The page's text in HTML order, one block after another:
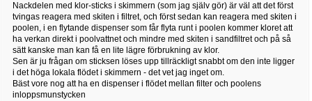
Nackdelen med klor-sticks i skimmern (som jag själv gör) är väl att det först
tvingas reagera med skiten i filtret, och först sedan kan reagera med skiten i
poolen, i en flytande dispenser som får flyta runt i poolen kommer kloret att
ha verkan direkt i poolvattnet och mindre med skiten i sandfiltret och på så
sätt kanske man kan få en lite lägre förbrukning av klor.
Sen är ju frågan om sticksen löses upp tillräckligt snabbt om den inte ligger
i det höga lokala flödet i skimmern - det vet jag inget om.
Bäst vore nog att ha en dispenser i flödet mellan filter och poolens
inloppsmunstycken